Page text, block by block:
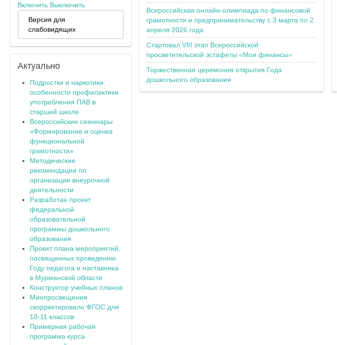
Всероссийская онлайн-олимпиада по финансовой
грамотности и предпринимательству с 3 марта по 2
апреля 2026 года
Стартовал VIII этап Всероссийской
просветительской эстафеты «Мои финансы»
Торжественная церемония открытия Года
дошкольного образования
Включить Выключить
Версия для
слабовидящих
Актуально
Подростки и наркотики:
особенности профилактики
употребления ПАВ в
старшей школе
Всероссийские семинары
«Формирование и оценка
функциональной
грамотности»
Методические
рекомендации по
организации внеурочной
деятельности
Разработан проект
федеральной
образовательной
программы дошкольного
образования
Проект плана мероприятий,
посвященных проведению
Году педагога и наставника
в Мурманской области
Конструктор учебных планов
Минпросвещения
скорректировало ФГОС для
10-11 классов
Примерная рабочая
программа курса